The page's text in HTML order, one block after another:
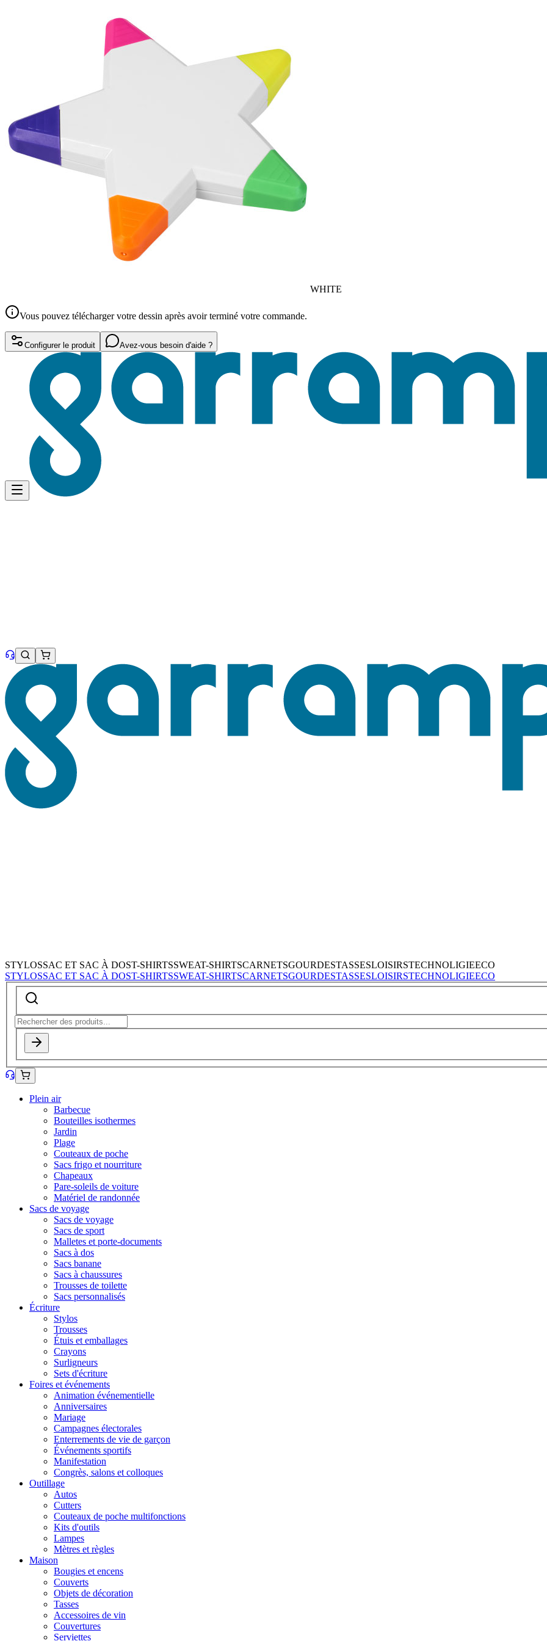
WHITE
Vous pouvez télécharger votre dessin après avoir terminé votre commande.
Configurer le produit Avez-vous besoin d'aide ?
STYLOSSAC ET SAC À DOST-SHIRTSSWEAT-SHIRTSCARNETSGOURDESTASSESLOISIRSTECHNOLIGIEECO
STYLOSSAC ET SAC À DOST-SHIRTSSWEAT-SHIRTSCARNETSGOURDESTASSESLOISIRSTECHNOLIGIEECO
Plein air
Barbecue
Bouteilles isothermes
Jardin
Plage
Couteaux de poche
Sacs frigo et nourriture
Chapeaux
Pare-soleils de voiture
Matériel de randonnée
Sacs de voyage
Sacs de voyage
Sacs de sport
Malletes et porte-documents
Sacs à dos
Sacs banane
Sacs à chaussures
Trousses de toilette
Sacs personnalisés
Écriture
Stylos
Trousses
Étuis et emballages
Crayons
Surligneurs
Sets d'écriture
Foires et événements
Animation événementielle
Anniversaires
Mariage
Campagnes électorales
Enterrements de vie de garçon
Événements sportifs
Manifestation
Congrès, salons et colloques
Outillage
Autos
Cutters
Couteaux de poche multifonctions
Kits d'outils
Lampes
Mètres et règles
Maison
Bougies et encens
Couverts
Objets de décoration
Tasses
Accessoires de vin
Couvertures
Serviettes